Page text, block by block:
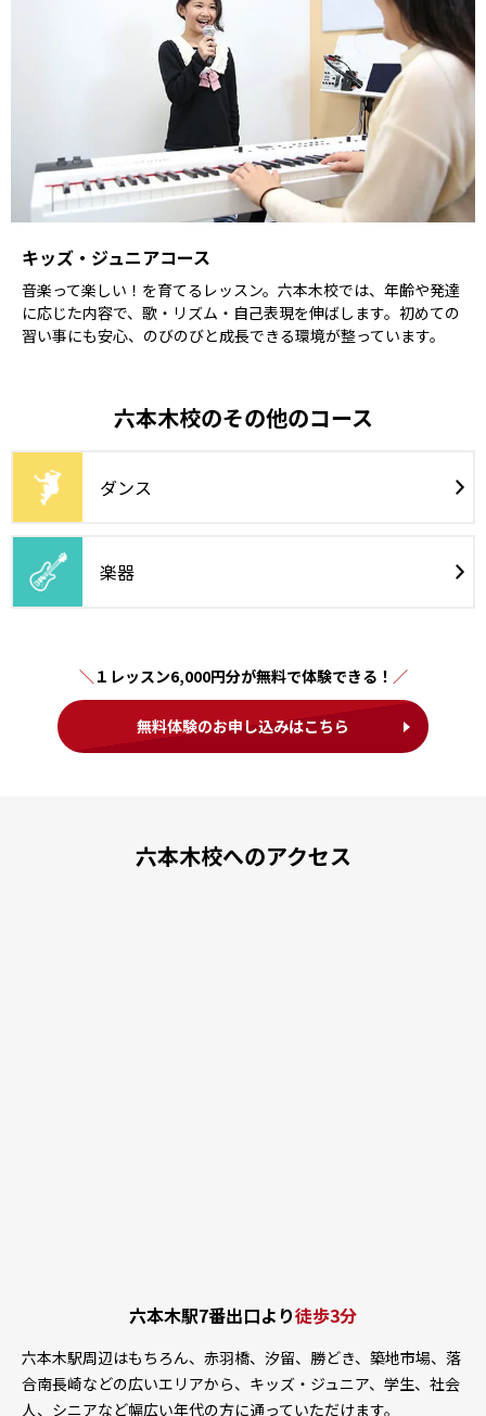
キッズ・ジュニアコース
音楽って楽しい！を育てるレッスン。六本木校では、年齢や発達
に応じた内容で、歌・リズム・自己表現を伸ばします。初めての
習い事にも安心、のびのびと成長できる環境が整っています。
六本木校のその他のコース
ダンス
楽器
１レッスン6,000円分が無料で体験できる！
無料体験のお申し込みはこちら
六本木校へのアクセス
六本木駅7番出口より徒歩3分
六本木駅周辺はもちろん、赤羽橋、汐留、勝どき、築地市場、落
合南長崎などの広いエリアから、キッズ・ジュニア、学生、社会
人、シニアなど幅広い年代の方に通っていただけます。